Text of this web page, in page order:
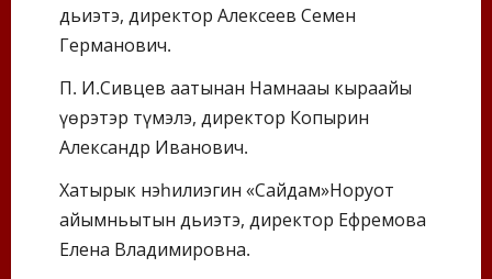
дьиэтэ, директор Алексеев Семен
Германович.
П. И.Сивцев аатынан Намнааҕы кыраайы
үөрэтэр түмэлэ, директор Копырин
Александр Иванович.
Хатырык нэһилиэгин «Сайдам»Норуот
айымньытын дьиэтэ, директор Ефремова
Елена Владимировна.